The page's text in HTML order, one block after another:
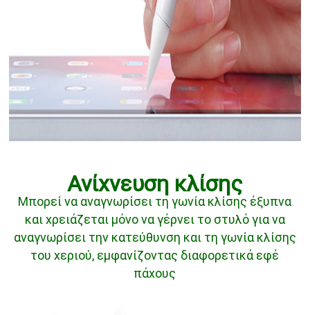
Ανίχνευση κλίσης
Μπορεί να αναγνωρίσει τη γωνία κλίσης έξυπνα
και χρειάζεται μόνο να γέρνει το στυλό για να
αναγνωρίσει την κατεύθυνση και τη γωνία κλίσης
του χεριού, εμφανίζοντας διαφορετικά εφέ
πάχους